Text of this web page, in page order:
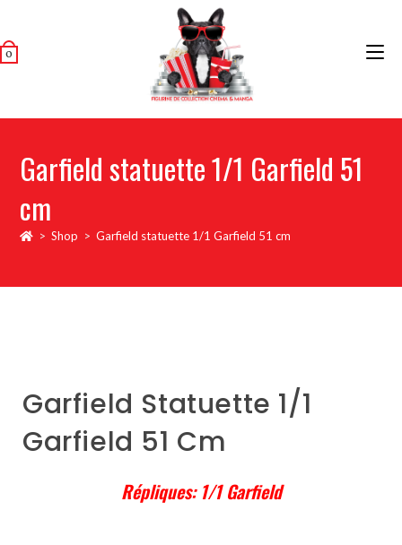
0
Garfield statuette 1/1 Garfield 51
cm
> Shop > Garfield statuette 1/1 Garfield 51 cm
Garfield Statuette 1/1
Garfield 51 Cm
Répliques: 1/1 Garfield